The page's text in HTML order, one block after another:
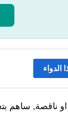
الدواء
ناقصة, ساهم